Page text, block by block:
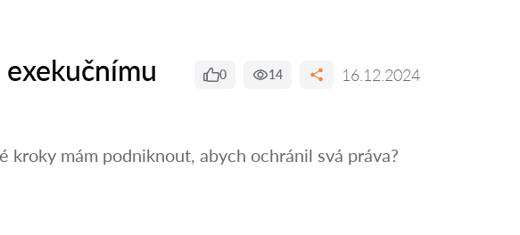
0 14 16.12.2024
kroky mám podniknout, abych ochránil svá práva?